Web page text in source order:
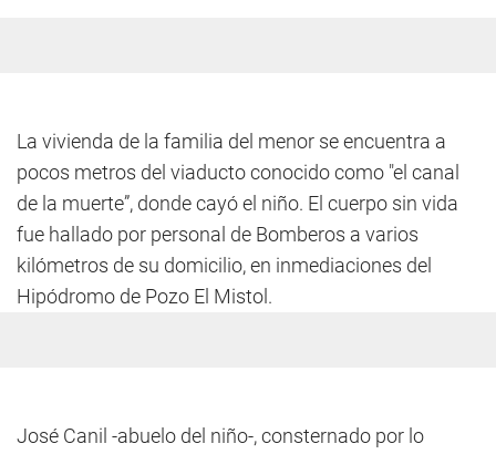
La vivienda de la familia del menor se encuentra a
pocos metros del viaducto conocido como "el canal
de la muerte”, donde cayó el niño. El cuerpo sin vida
fue hallado por personal de Bomberos a varios
kilómetros de su domicilio, en inmediaciones del
Hipódromo de Pozo El Mistol.
José Canil -abuelo del niño-, consternado por lo